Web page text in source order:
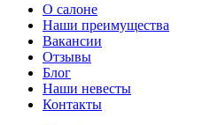
О салоне
Наши преимущества
Вакансии
Отзывы
Блог
Наши невесты
Контакты